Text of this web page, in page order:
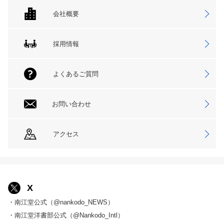
会社概要
採用情報
よくあるご質問
お問い合わせ
アクセス
X
・南江堂公式（@nankodo_NEWS）
・南江堂洋書部公式（@Nankodo_Intl）